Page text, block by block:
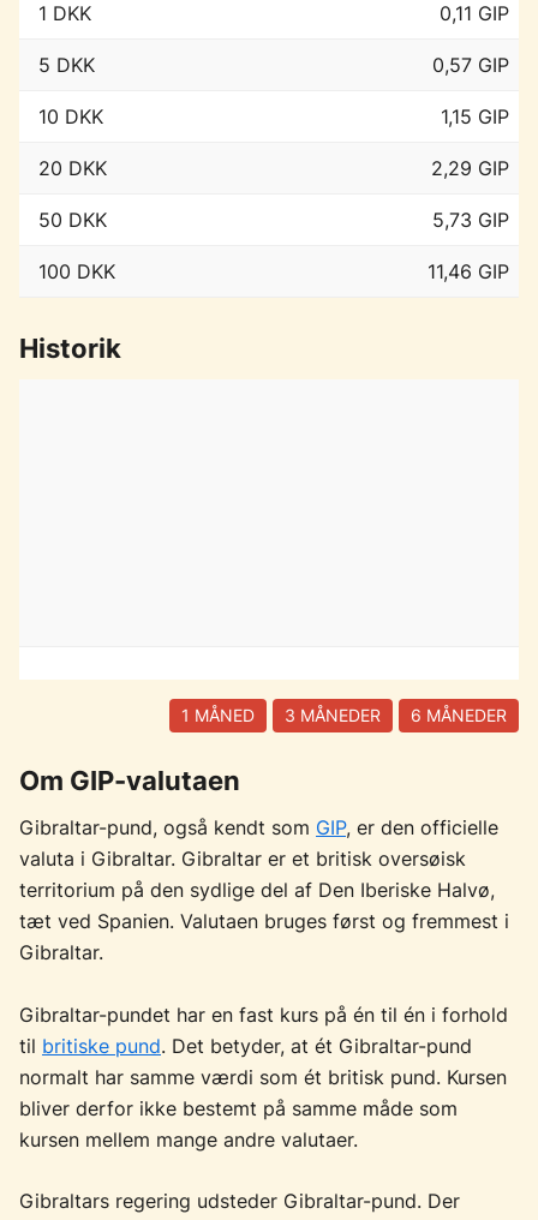
1 DKK 0,11 GIP
5 DKK 0,57 GIP
10 DKK 1,15 GIP
20 DKK 2,29 GIP
50 DKK 5,73 GIP
100 DKK 11,46 GIP
Historik
1 MÅNED 3 MÅNEDER 6 MÅNEDER
Om GIP-valutaen
Gibraltar-pund, også kendt som GIP, er den officielle
valuta i Gibraltar. Gibraltar er et britisk oversøisk
territorium på den sydlige del af Den Iberiske Halvø,
tæt ved Spanien. Valutaen bruges først og fremmest i
Gibraltar.
Gibraltar-pundet har en fast kurs på én til én i forhold
til britiske pund. Det betyder, at ét Gibraltar-pund
normalt har samme værdi som ét britisk pund. Kursen
bliver derfor ikke bestemt på samme måde som
kursen mellem mange andre valutaer.
Gibraltars regering udsteder Gibraltar-pund. Der